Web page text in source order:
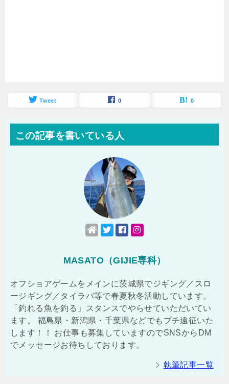
Tweet 0 0
この記事を書いている人
MASATO（GIJIE専科）
オフショアゲームをメインに茨城県でジギング／スロ
ージギング／タイラバ等で春夏秋冬活動しています。
「釣れる魚を釣る」スタンスでやらせていただいてい
ます。 福島県・新潟県・千葉県などでもプチ遠征いた
します！！ お仕事も募集していますのでSNSからDM
でメッセージお待ちしております。
執筆記事一覧